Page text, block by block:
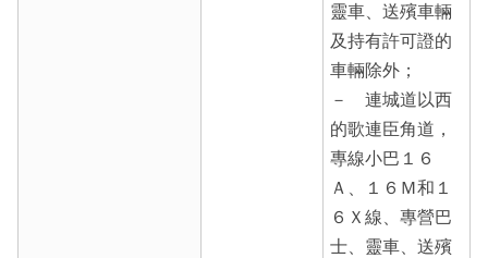
靈車、送殯車輛
及持有許可證的
車輛除外；
－ 連城道以西
的歌連臣角道，
專線小巴１６
Ａ、１６Ｍ和１
６Ｘ線、專營巴
士、靈車、送殯